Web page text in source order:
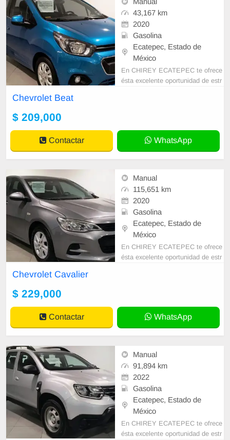
43,167 km
2020
Gasolina
Ecatepec, Estado de
México
En CHIREY ECATEPEC te ofrece
ésta excelente oportunidad de estr
Chevrolet Beat
$ 209,000
Contactar WhatsApp
Manual
115,651 km
2020
Gasolina
Ecatepec, Estado de
México
En CHIREY ECATEPEC te ofrece
ésta excelente oportunidad de estr
Chevrolet Cavalier
$ 229,000
Contactar WhatsApp
Manual
91,894 km
2022
Gasolina
Ecatepec, Estado de
México
En CHIREY ECATEPEC te ofrece
ésta excelente oportunidad de estr